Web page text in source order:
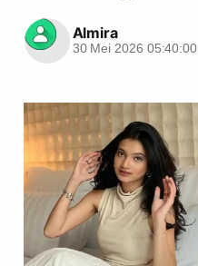
Almira
30 Mei 2026 05:40:00